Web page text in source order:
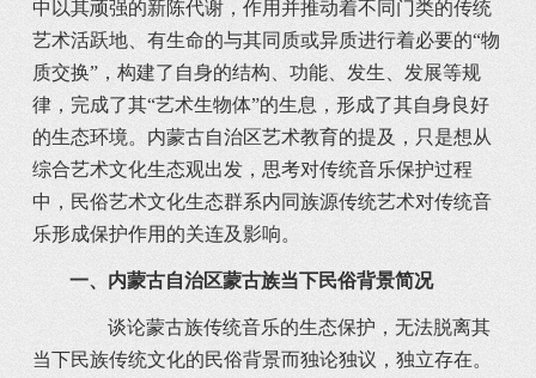
中以其顽强的新陈代谢，作用并推动着不同门类的传统
艺术活跃地、有生命的与其同质或异质进行着必要的“物
质交换”，构建了自身的结构、功能、发生、发展等规
律，完成了其“艺术生物体”的生息，形成了其自身良好
的生态环境。内蒙古自治区艺术教育的提及，只是想从
综合艺术文化生态观出发，思考对传统音乐保护过程
中，民俗艺术文化生态群系内同族源传统艺术对传统音
乐形成保护作用的关连及影响。
一、内蒙古自治区蒙古族当下民俗背景简况
谈论蒙古族传统音乐的生态保护，无法脱离其
当下民族传统文化的民俗背景而独论独议，独立存在。